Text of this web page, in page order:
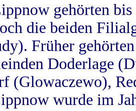
gehörten
die beiden
Früher
Doderlage
(Glowaczewo),
wurde im